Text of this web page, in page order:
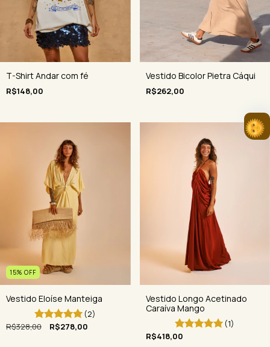
T-Shirt Andar com fé
R$148,00
Vestido Bicolor Pietra Cáqui
R$262,00
15% OFF
Vestido Eloíse Manteiga
(2)
R$328,00
R$278,00
Vestido Longo Acetinado
Caraíva Mango
(1)
R$418,00